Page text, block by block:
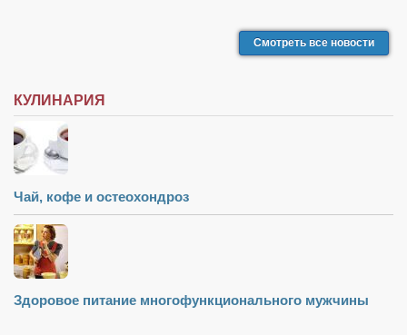
Смотреть все новости
КУЛИНАРИЯ
Чай, кофе и остеохондроз
Здоровое питание многофункционального мужчины